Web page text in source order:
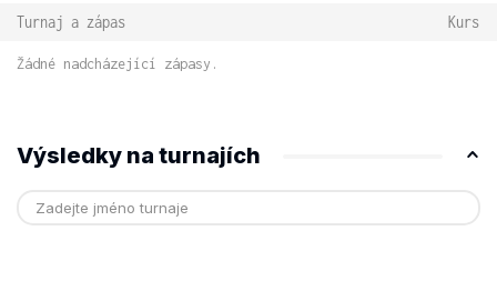
Turnaj a zápas Kurs
Žádné nadcházející zápasy.
Výsledky na turnajích